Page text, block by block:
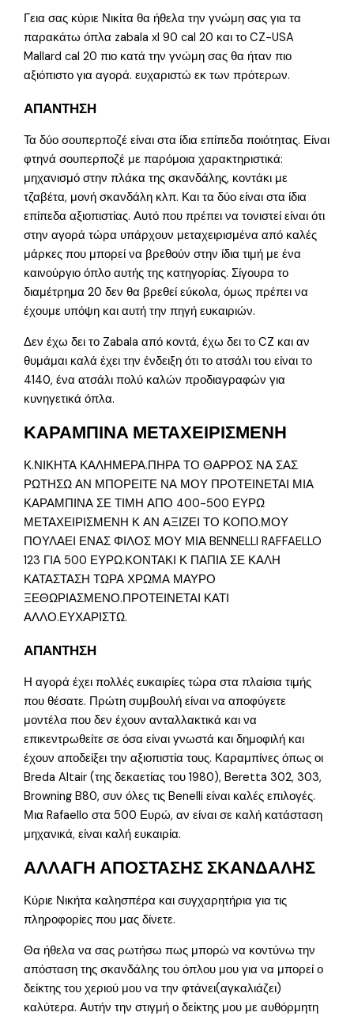
Γεια σας κύριε Νικίτα θα ήθελα την γνώμη σας για τα
παρακάτω όπλα zabala xl 90 cal 20 και το CZ-USA
Mallard cal 20 πιο κατά την γνώμη σας θα ήταν πιο
αξιόπιστο για αγορά. ευχαριστώ εκ των πρότερων.
ΑΠΑΝΤΗΣΗ
Τα δύο σουπερποζέ είναι στα ίδια επίπεδα ποιότητας. Είναι
φτηνά σουπερποζέ με παρόμοια χαρακτηριστικά:
μηχανισμό στην πλάκα της σκανδάλης, κοντάκι με
τζαβέτα, μονή σκανδάλη κλπ. Και τα δύο είναι στα ίδια
επίπεδα αξιοπιστίας. Αυτό που πρέπει να τονιστεί είναι ότι
στην αγορά τώρα υπάρχουν μεταχειρισμένα από καλές
μάρκες που μπορεί να βρεθούν στην ίδια τιμή με ένα
καινούργιο όπλο αυτής της κατηγορίας. Σίγουρα το
διαμέτρημα 20 δεν θα βρεθεί εύκολα, όμως πρέπει να
έχουμε υπόψη και αυτή την πηγή ευκαιριών.
Δεν έχω δει το Zabala από κοντά, έχω δει το CZ και αν
θυμάμαι καλά έχει την ένδειξη ότι το ατσάλι του είναι το
4140, ένα ατσάλι πολύ καλών προδιαγραφών για
κυνηγετικά όπλα.
ΚΑΡΑΜΠΙΝΑ ΜΕΤΑΧΕΙΡΙΣΜΕΝΗ
Κ.ΝΙΚΗΤΑ ΚΑΛΗΜΕΡΑ.ΠΗΡΑ ΤΟ ΘΑΡΡΟΣ ΝΑ ΣΑΣ
ΡΩΤΗΣΩ ΑΝ ΜΠΟΡΕΙΤΕ ΝΑ ΜΟΥ ΠΡΟΤΕΙΝΕΤΑΙ ΜΙΑ
ΚΑΡΑΜΠΙΝΑ ΣΕ ΤΙΜΗ ΑΠΟ 400-500 ΕΥΡΩ
ΜΕΤΑΧΕΙΡΙΣΜΕΝΗ Κ ΑΝ ΑΞΙΖΕΙ ΤΟ ΚΟΠΟ.ΜΟΥ
ΠΟΥΛΑΕΙ ΕΝΑΣ ΦΙΛΟΣ ΜΟΥ ΜΙΑ BENNELLI RAFFAELLO
123 ΓΙΑ 500 ΕΥΡΩ.ΚΟΝΤΑΚΙ Κ ΠΑΠΙΑ ΣΕ ΚΑΛΗ
ΚΑΤΑΣΤΑΣΗ ΤΩΡΑ ΧΡΩΜΑ ΜΑΥΡΟ
ΞΕΘΩΡΙΑΣΜΕΝΟ.ΠΡΟΤΕΙΝΕΤΑΙ ΚΑΤΙ
ΑΛΛΟ.ΕΥΧΑΡΙΣΤΩ.
ΑΠΑΝΤΗΣΗ
Η αγορά έχει πολλές ευκαιρίες τώρα στα πλαίσια τιμής
που θέσατε. Πρώτη συμβουλή είναι να αποφύγετε
μοντέλα που δεν έχουν ανταλλακτικά και να
επικεντρωθείτε σε όσα είναι γνωστά και δημοφιλή και
έχουν αποδείξει την αξιοπιστία τους. Καραμπίνες όπως οι
Breda Altair (της δεκαετίας του 1980), Beretta 302, 303,
Browning B80, συν όλες τις Benelli είναι καλές επιλογές.
Μια Rafaello στα 500 Ευρώ, αν είναι σε καλή κατάσταση
μηχανικά, είναι καλή ευκαιρία.
ΑΛΛΑΓΗ ΑΠΟΣΤΑΣΗΣ ΣΚΑΝΔΑΛΗΣ
Κύριε Νικήτα καλησπέρα και συγχαρητήρια για τις
πληροφορίες που μας δίνετε.
Θα ήθελα να σας ρωτήσω πως μπορώ να κοντύνω την
απόσταση της σκανδάλης του όπλου μου για να μπορεί ο
δείκτης του χεριού μου να την φτάνει(αγκαλιάζει)
καλύτερα. Αυτήν την στιγμή ο δείκτης μου με αυθόρμητη